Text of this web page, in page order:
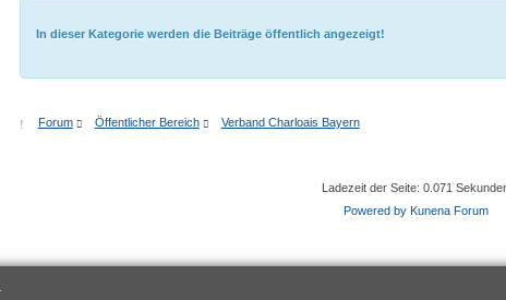
In dieser Kategorie werden die Beiträge öffentlich angezeigt!
Forum Öffentlicher Bereich Verband Charloais Bayern
Ladezeit der Seite: 0.071
Powered by Kunena Forum